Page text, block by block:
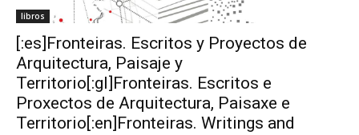
libros
[:es]Fronteiras. Escritos y Proyectos de
Arquitectura, Paisaje y
Territorio[:gl]Fronteiras. Escritos e
Proxectos de Arquitectura, Paisaxe e
Territorio[:en]Fronteiras. Writings and